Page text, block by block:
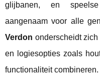
glijbanen, en
aangenaam voor alle
Verdon onderscheidt
en logiesopties zoals
functionaliteit combineren.